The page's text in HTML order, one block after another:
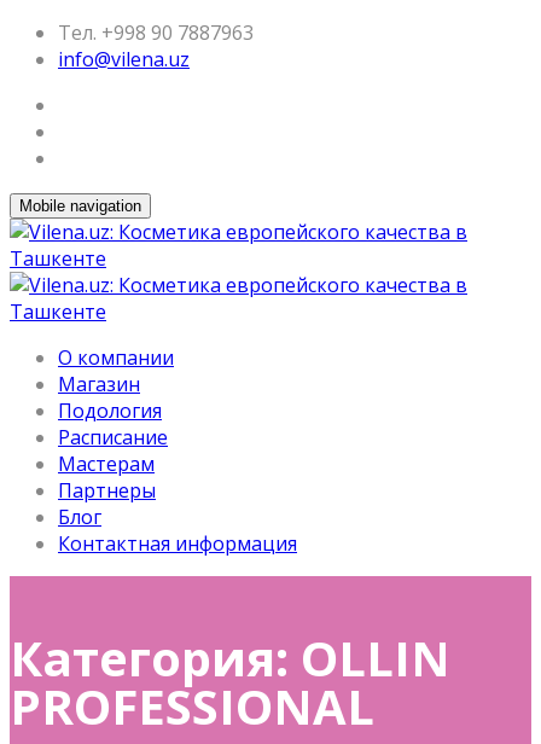
Тел. +998 90 7887963
info@vilena.uz
Mobile navigation
О компании
Магазин
Подология
Расписание
Мастерам
Партнеры
Блог
Контактная информация
Категория: OLLIN
PROFESSIONAL